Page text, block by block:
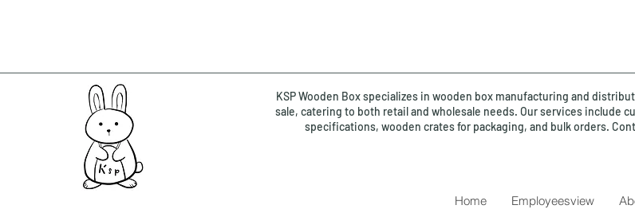
KSP Wooden Box specializes in wooden box manufacturing and
sale, catering to both retail and wholesale needs. Our services include
specifications, wooden crates for packaging, and bulk orders.
Home Employeesview